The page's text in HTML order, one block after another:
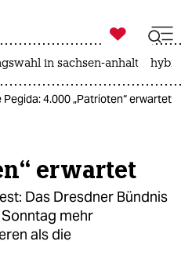
ich

taz zahl ich
in sachsen-anhalt
4.000 „Patrioten“ erwartet
erwartet
Das Dresdner Bündnis
Sonntag mehr
als die